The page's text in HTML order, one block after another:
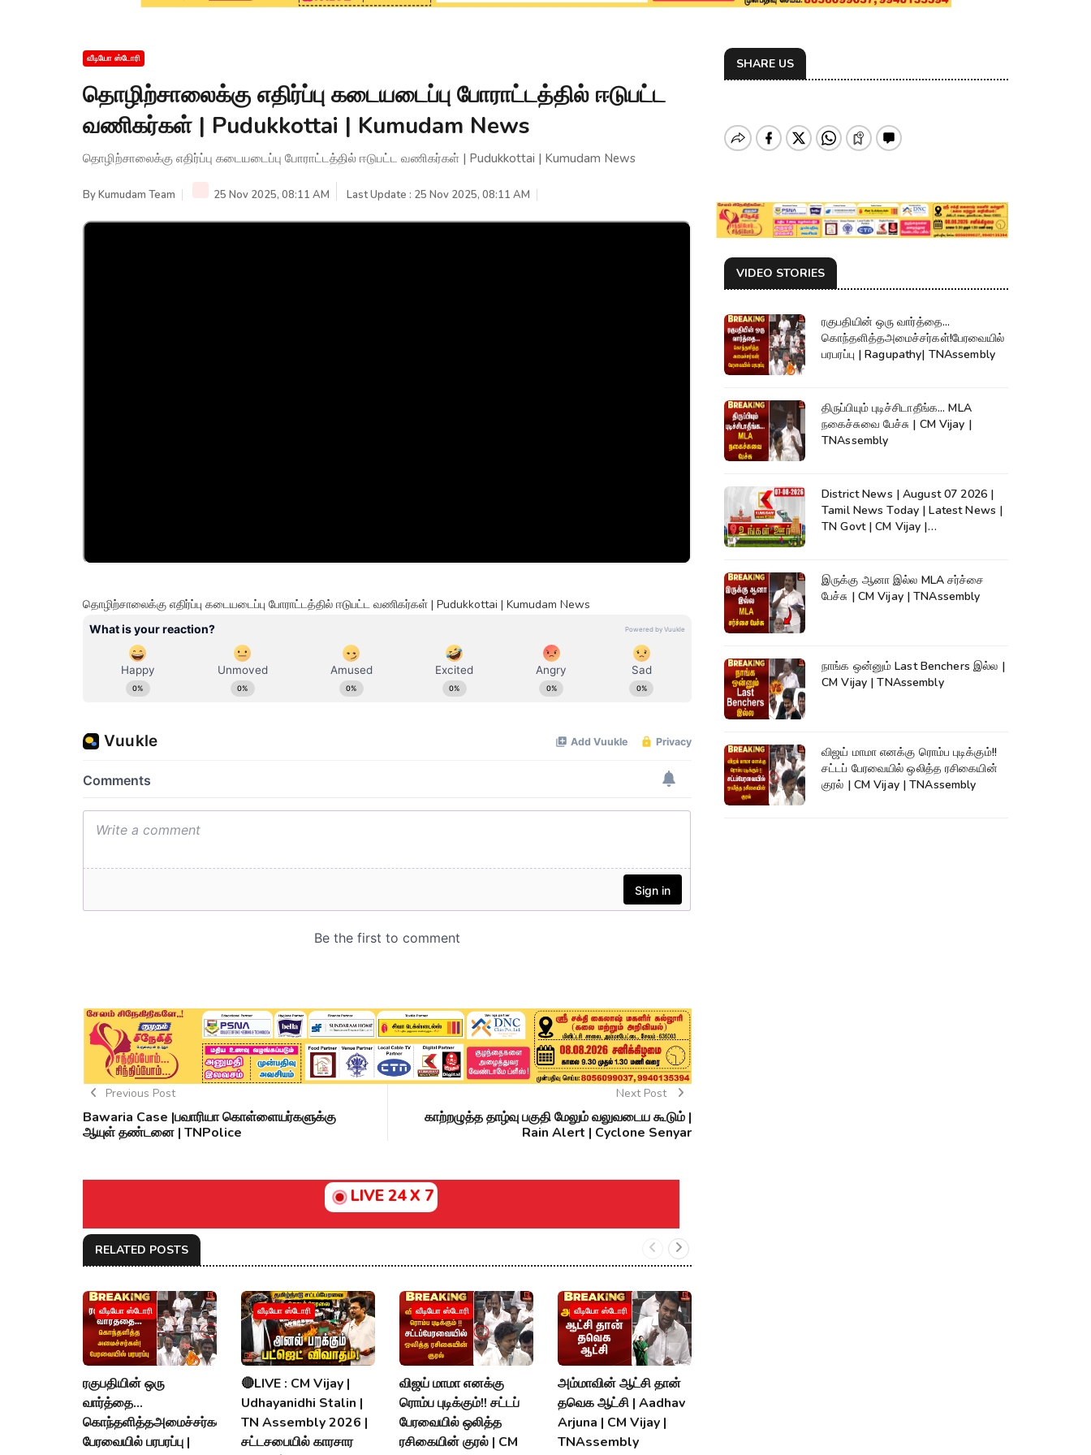
வீடியோ ஸ்டோரி
தொழிற்சாலைக்கு எதிர்ப்பு கடையடைப்பு போராட்டத்தில் ஈடுபட்ட
வணிகர்கள் | Pudukkottai | Kumudam News
தொழிற்சாலைக்கு எதிர்ப்பு கடையடைப்பு போராட்டத்தில் ஈடுபட்ட வணிகர்கள் | Pudukkottai | Kumudam News
ByKumudam Team 25 Nov 2025, 08:11 AM Last Update : 25 Nov 2025, 08:11 AM
தொழிற்சாலைக்கு எதிர்ப்பு கடையடைப்பு போராட்டத்தில் ஈடுபட்ட வணிகர்கள் | Pudukkottai | Kumudam News
Previous Post
Bawaria Case |பவாரியா கொள்ளையர்களுக்கு
ஆயுள் தண்டனை | TNPolice
Next Post
காற்றழுத்த தாழ்வு பகுதி மேலும் வலுவடைய கூடும் |
Rain Alert | Cyclone Senyar
LIVE 24 X 7
RELATED POSTS
வீடியோ ஸ்டோரி
ரகுபதியின் ஒரு
வார்த்தை...
கொந்தளித்தஅமைச்சர்கள்!
பேரவையில் பரபரப்பு |
வீடியோ ஸ்டோரி
🔴LIVE : CM Vijay |
Udhayanidhi Stalin |
TN Assembly 2026 |
சட்டசபையில் காரசார
வீடியோ ஸ்டோரி
விஜய் மாமா எனக்கு
ரொம்ப புடிக்கும்!! சட்டப்
பேரவையில் ஒலித்த
ரசிகையின் குரல் | CM
வீடியோ ஸ்டோரி
அம்மாவின் ஆட்சி தான்
தவெக ஆட்சி | Aadhav
Arjuna | CM Vijay |
TNAssembly
SHARE US
VIDEO STORIES
ரகுபதியின் ஒரு வார்த்தை...
கொந்தளித்தஅமைச்சர்கள்!பேரவையில்
பரபரப்பு | Ragupathy| TNAssembly
திருப்பியும் புடிச்சிடாதீங்க... MLA
நகைச்சுவை பேச்சு | CM Vijay |
TNAssembly
District News | August 07 2026 |
Tamil News Today | Latest News |
TN Govt | CM Vijay |
இருக்கு ஆனா இல்ல MLA சர்ச்சை
பேச்சு | CM Vijay | TNAssembly
நாங்க ஒன்னும் Last Benchers இல்ல |
CM Vijay | TNAssembly
விஜய் மாமா எனக்கு ரொம்ப புடிக்கும்!!
சட்டப் பேரவையில் ஒலித்த ரசிகையின்
குரல் | CM Vijay | TNAssembly